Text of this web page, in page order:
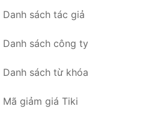
Danh sách tác giả
Danh sách công ty
Danh sách từ khóa
Mã giảm giá Tiki